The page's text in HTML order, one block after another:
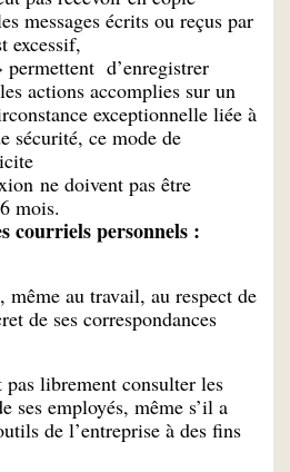
messages écrits ou reçus par
excessif,
permettent d’enregistrer
actions accomplies sur un
exceptionnelle liée à
sécurité, ce mode de
ne doivent pas être
mois.
courriels personnels :
au travail, au respect de
de ses correspondances
librement consulter les
ses employés, même s’il a
de l’entreprise à des fins